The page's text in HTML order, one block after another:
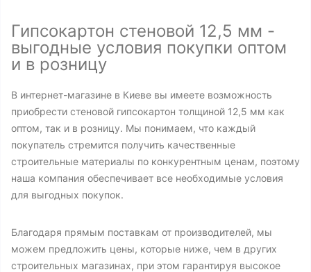
Гипсокартон стеновой 12,5 мм -
выгодные условия покупки оптом
и в розницу
В интернет-магазине в Киеве вы имеете возможность
приобрести стеновой гипсокартон толщиной 12,5 мм как
оптом, так и в розницу. Мы понимаем, что каждый
покупатель стремится получить качественные
строительные материалы по конкурентным ценам, поэтому
наша компания обеспечивает все необходимые условия
для выгодных покупок.
Благодаря прямым поставкам от производителей, мы
можем предложить цены, которые ниже, чем в других
строительных магазинах, при этом гарантируя высокое